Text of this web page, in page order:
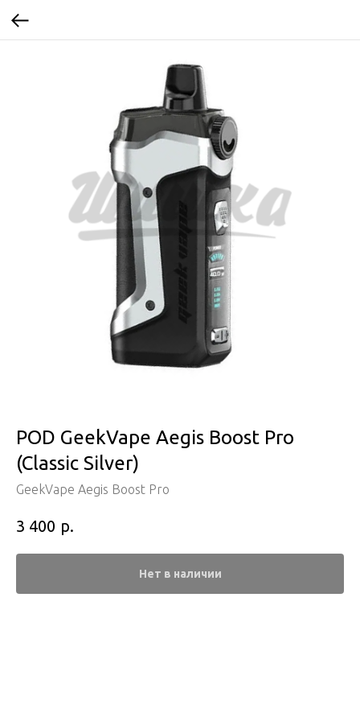
POD GeekVape Aegis Boost Pro
(Classic Silver)
GeekVape Aegis Boost Pro
3 400 р.
Нет в наличии